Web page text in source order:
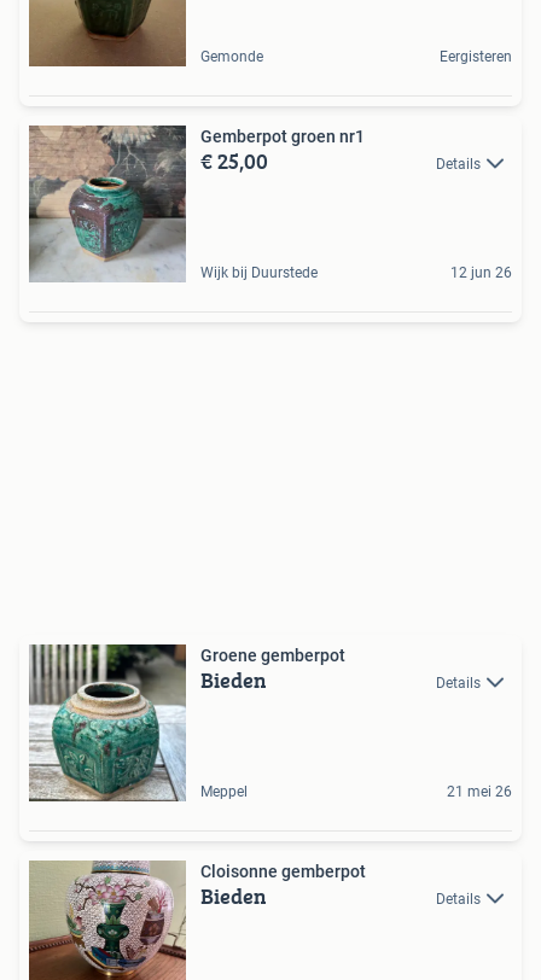
Gemonde Eergisteren
Gemberpot groen nr1
€ 25,00 Details
Wijk bij Duurstede 12 jun 26
Groene gemberpot
Bieden Details
Meppel 21 mei 26
Cloisonne gemberpot
Bieden Details